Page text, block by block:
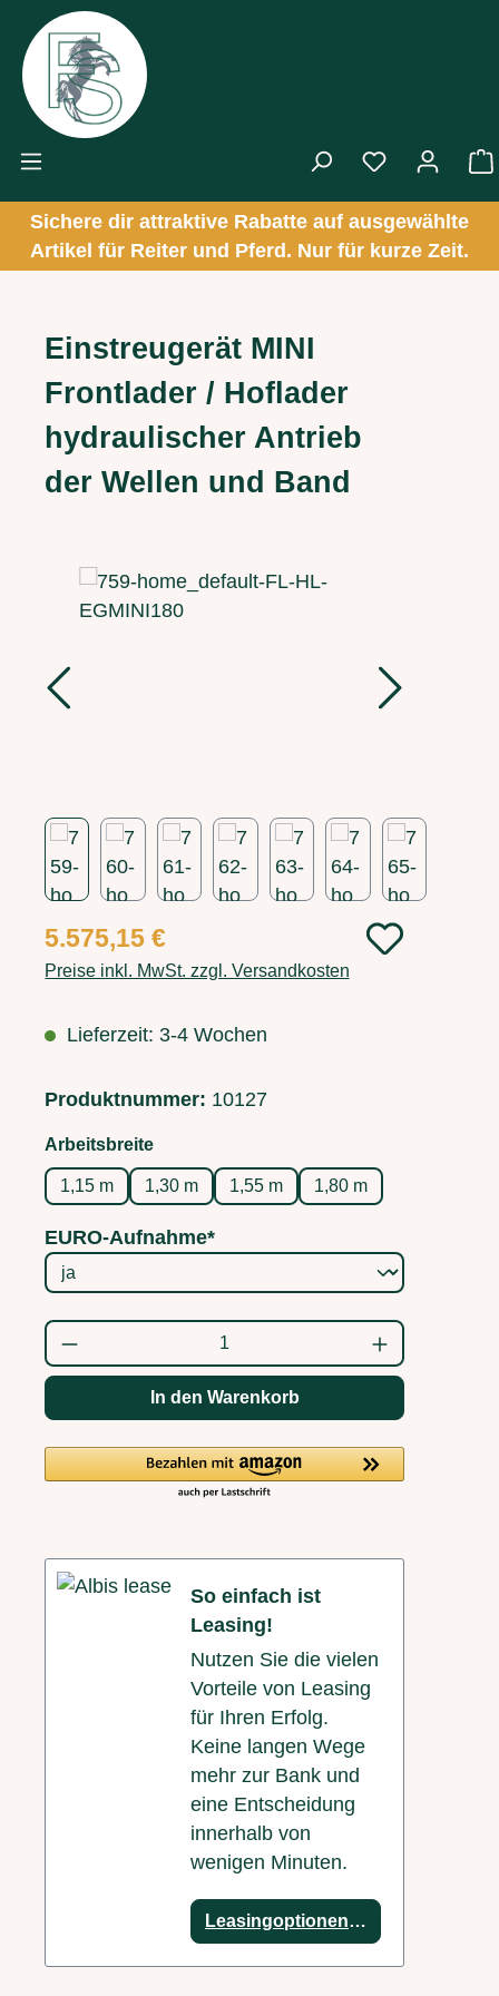
Zum Hauptinhalt springen
Sichere dir attraktive Rabatte auf ausgewählte
Artikel für Reiter und Pferd. Nur für kurze Zeit.
Einstreugerät MINI
Frontlader / Hoflader
hydraulischer Antrieb
der Wellen und Band
Bildergalerie überspringen
Regulärer Preis:
5.575,15 €
Preise inkl. MwSt. zzgl. Versandkosten
Lieferzeit: 3-4 Wochen
Produktnummer: 10127
Arbeitsbreiteauswählen
1,15 m 1,30 m 1,55 m 1,80 m
EURO-Aufnahme*
Produkt Anzahl: Gib den gewünschten
In den Warenkorb
So einfach ist
Leasing!
Nutzen Sie die vielen
Vorteile von Leasing
für Ihren Erfolg.
Keine langen Wege
mehr zur Bank und
eine Entscheidung
innerhalb von
wenigen Minuten.
Leasingoptionen anzeigen